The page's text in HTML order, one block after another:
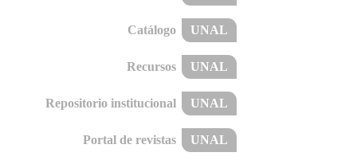
Catálogo UNAL
Recursos UNAL
Repositorio institucional UNAL
Portal de revistas UNAL